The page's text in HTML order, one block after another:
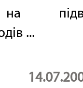
...